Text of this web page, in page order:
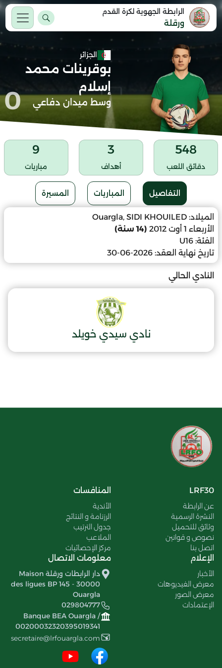
الرابطة الجهوية لكرة القدم
ورقلة
الجزائر
بوقرينات محمد
إسلام
وسط ميدان دفاعي 0
548
دقائق اللعب
3
أهداف
9
مباريات
التفاصيل المباريات المسيرة
الميلاد: Ouargla, SIDI KHOUILED
الأربعاء 1 أوت 2012
(14 سنة)
الفئة: U16
تاريخ نهاية العقد: 2026-06-30
النادي الحالي
نادي سيدي خويلد
LRF30
عن الرابطة
النشرة الرسمية
وثائق للتحميل
نصوص و قوانين
اتصل بنا
المنافسات
الأندية
الرزنامة و النتائج
جدول الترتيب
الملاعب
مركز الإحصائيات
الإعلام
الأخبار
معرض الفيديوهات
معرض الصور
الإعتمادات
معلومات الاتصال
دار الرابطات ورقلة Maison
des ligues BP 145 - 30000
Ouargla
029804777
Banque BEA Ouargla /
00200032320395019341
secretaire@lrfouargla.com